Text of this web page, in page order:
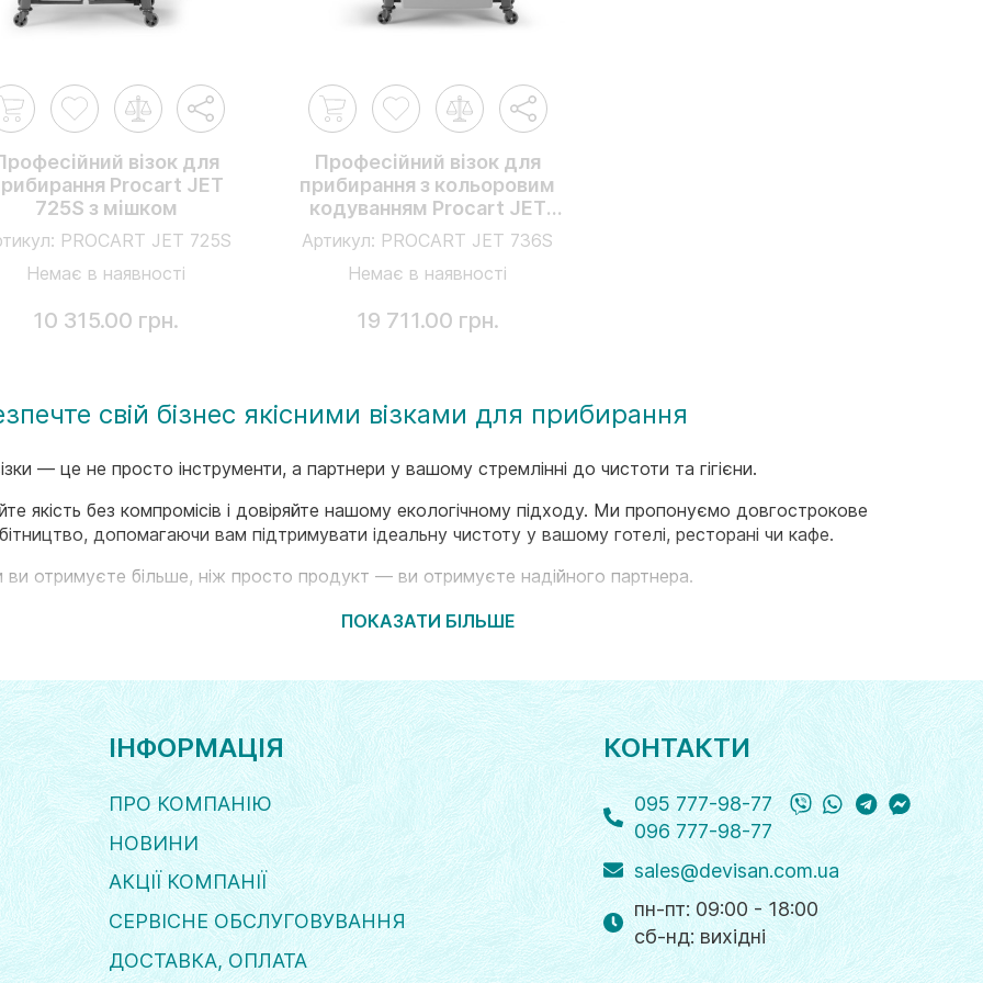
візок для
Procart JET
725S з мішком
PROCART JET 725S
Немає в наявності
10 315.00 грн.
Професійний візок для
прибирання з кольоровим
кодуванням Procart JET
736S з мішком
Артикул: PROCART JET 736S
Немає в наявності
19 711.00 грн.
свій бізнес якісними візками для прибирання
— це не просто інструменти, а партнери у вашому стремлінні до чистоти та гігієни.
якість без компромісів і довіряйте нашому екологічному підходу. Ми пропонуємо довгострокове
допомагаючи вам підтримувати ідеальну чистоту у вашому готелі, ресторані чи кафе.
ви отримуєте більше, ніж просто продукт — ви отримуєте надійного партнера.
ПОКАЗАТИ БІЛЬШЕ
ІНФОРМАЦІЯ
ПРО КОМПАНІЮ
НОВИНИ
АКЦІЇ КОМПАНІЇ
СЕРВІСНЕ ОБСЛУГОВУВАННЯ
ДОСТАВКА, ОПЛАТА
КОНТАКТИ
095 777-98-77 ViberWhatsApp
Telegram
096 777-98-77
sales@devisan.com.ua
пн-пт: 09:00 - 18:00
cб-нд: вихідні